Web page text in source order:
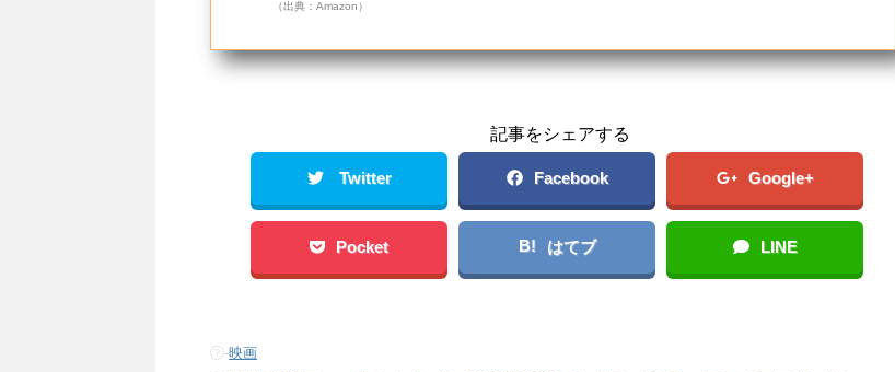
（出典：Amazon）
記事をシェアする
Twitter Facebook Google+
Pocket B! はてブ LINE
-映画